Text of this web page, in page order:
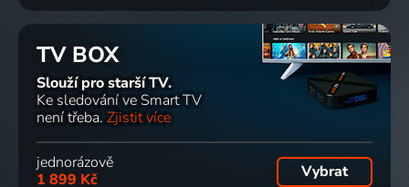
TV BOX
Slouží pro starší TV.
Ke sledování ve Smart TV
není třeba. Zjistit více
jednorázově
1 899 Kč
Vybrat